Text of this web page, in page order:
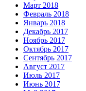
Март 2018
Февраль 2018
Январь 2018
Декабрь 2017
Ноябрь 2017
Октябрь 2017
Сентябрь 2017
Август 2017
Июль 2017
Июнь 2017